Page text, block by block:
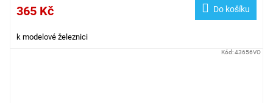
365 Kč Do košíku
k modelové železnici
Kód:43656VO